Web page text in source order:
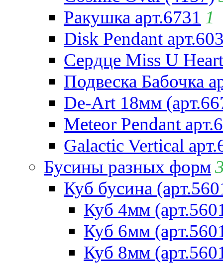
Ракушка арт.6731 1
Disk Pendant
Сердце Miss U
Подвеска Бабочка
De-Art 18мм
Meteor Pendant
Galactic Vertical
Бусины разных форм
Куб бусина
Куб 4мм
Куб 6мм
Куб 8мм